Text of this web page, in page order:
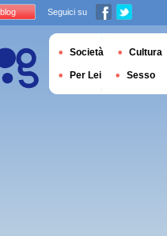
Seguici su
Società Cultura
Per Lei Sesso